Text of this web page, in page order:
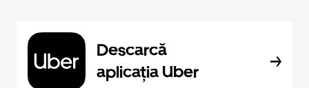
Descarcă
aplicația Uber